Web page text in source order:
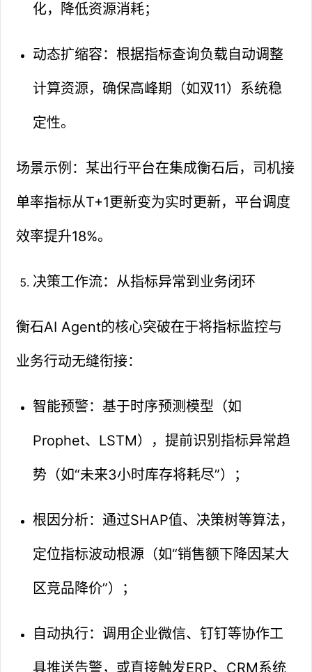
化，降低资源消耗；
动态扩缩容：根据指标查询负载自动调整
计算资源，确保高峰期（如双11）系统稳
定性。
场景示例：某出行平台在集成衡石后，司机接
单率指标从T+1更新变为实时更新，平台调度
效率提升18%。
决策工作流：从指标异常到业务闭环
衡石AI Agent的核心突破在于将指标监控与
业务行动无缝衔接：
智能预警：基于时序预测模型（如
Prophet、LSTM），提前识别指标异常趋
势（如“未来3小时库存将耗尽”）；
根因分析：通过SHAP值、决策树等算法，
定位指标波动根源（如“销售额下降因某大
区竞品降价”）；
自动执行：调用企业微信、钉钉等协作工
具推送告警，或直接触发ERP、CRM系统